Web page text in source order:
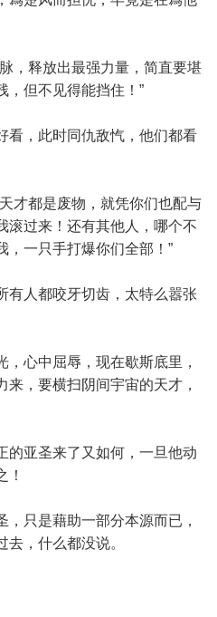
，释放出最强力量，简直要堪
，但不见得能挡住！”
看，此时同仇敌忾，他们都看
才都是废物，就凭你们也配与
滚过来！还有其他人，哪个不
，一只手打爆你们全部！”
有人都咬牙切齿，太特么嚣张
心中屈辱，现在歇斯底里，
，要横扫阴间宇宙的天才，
的亚圣来了又如何，一旦他动
！
只是藉助一部分本源而已，
去，什么都没说。